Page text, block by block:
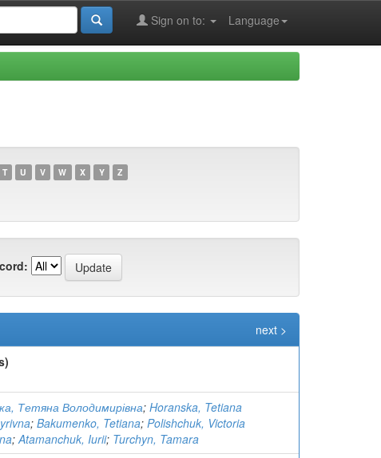
Language
Sign on to:
T U V W X Y Z
next >
Тетяна Володимирівна; Horanska, Tetiana
; Bakumenko, Tetiana; Polishchuk, Victoria
;Atamanchuk, Iurii; Turchyn, Tamara